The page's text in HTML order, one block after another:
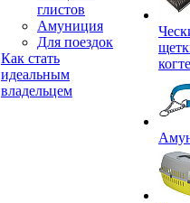
глистов
Амуниция
Для поездок
Как стать
идеальным
владельцем